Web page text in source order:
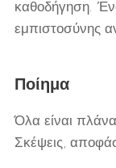
καθοδήγηση.
εμπιστοσύνης
Ποίημα
Όλα είναι
Σκέψεις,